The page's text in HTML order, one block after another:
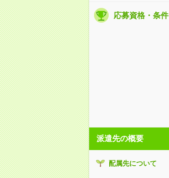
応募資格・条件
派遣先の概要
配属先について